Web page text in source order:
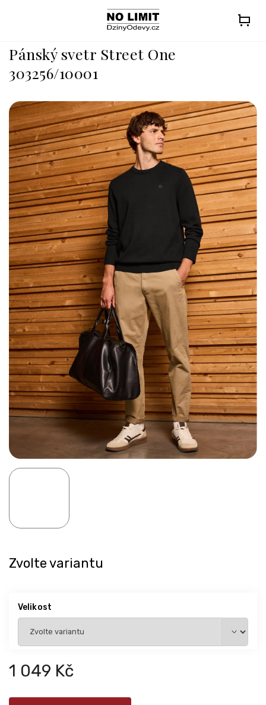
Pánský svetr Street One
303256/10001
1 049 Kč
Zvolte variantu
Velikost